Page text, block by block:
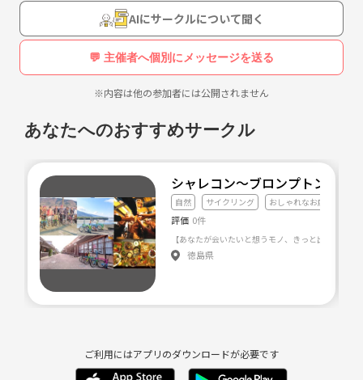
◯趣味・好きなもの
・車、モーターサイクル、自転車の運転
・6、7弦ギター、メタリカ、スレイヤー、KSE、ペリフェ
リーのギターカヴァー
・旅行、電車、温泉、軽井沢
・ランニング、散歩と散策
・antibcsc、二宮祥平ホワイトベース、RAMPAGEMONKE
Y
◯メンバー募集をする経緯
譲り受けた錆錆のカゴ付き自転車が壊れたので、修理しようとしたら高
額だったので、乗り換えるためお店を回ったらMTB（マウンテンバイ
ク）に一目惚れ。
に走って自転車を楽しめたらと思い仲間を求めています。
・どんな自転車でもOK、自転車が好きなこと。
・みんなで自転車を楽しむ
・安全を優先した走行。
・各自のペースに合わせて走行、誰一人置いていかない。
※私も初心者です、サイクリングロードや自転車について調べたり動画
を見て学習中です。
仕事の休みが【土日と祝日】になります。
◯走ったエリアと活動の履歴
新川サイクリングロード、印旛沼サイクリングロード
AIにサークルについて聞く
💬 主催者へ個別にメッセージを送る
※内容は他の参加者には公開されません
あなたへのおすすめサークル
シャレコン〜ブロンプトン＆ビ
自然 サイクリング おしゃれなお店
評価 0件
徳島県
ご利用にはアプリのダウンロードが必要です